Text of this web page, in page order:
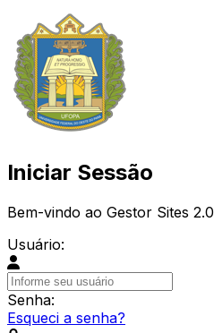
Iniciar Sessão
Bem-vindo ao Gestor Sites 2.0
Usuário:
Senha:
Esqueci a senha?